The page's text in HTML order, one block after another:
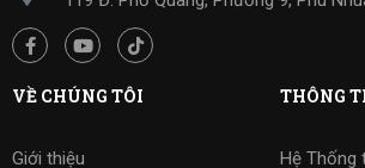
VỀ CHÚNG TÔI
Giới thiệu
THÔNG
Hệ Thống